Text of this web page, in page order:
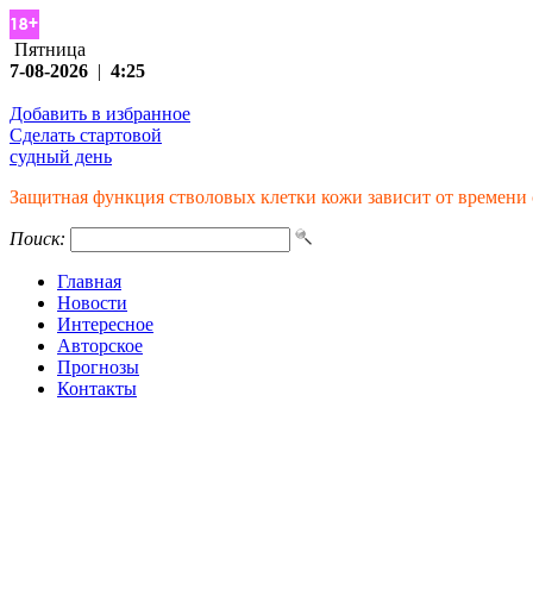
Пятница
7-08-2026 | 4:25
Добавить в избранное
Сделать стартовой
судный день
Защитная функция стволовых клетки кожи зависит от времени
Поиск:
Главная
Новости
Интересное
Авторское
Прогнозы
Контакты